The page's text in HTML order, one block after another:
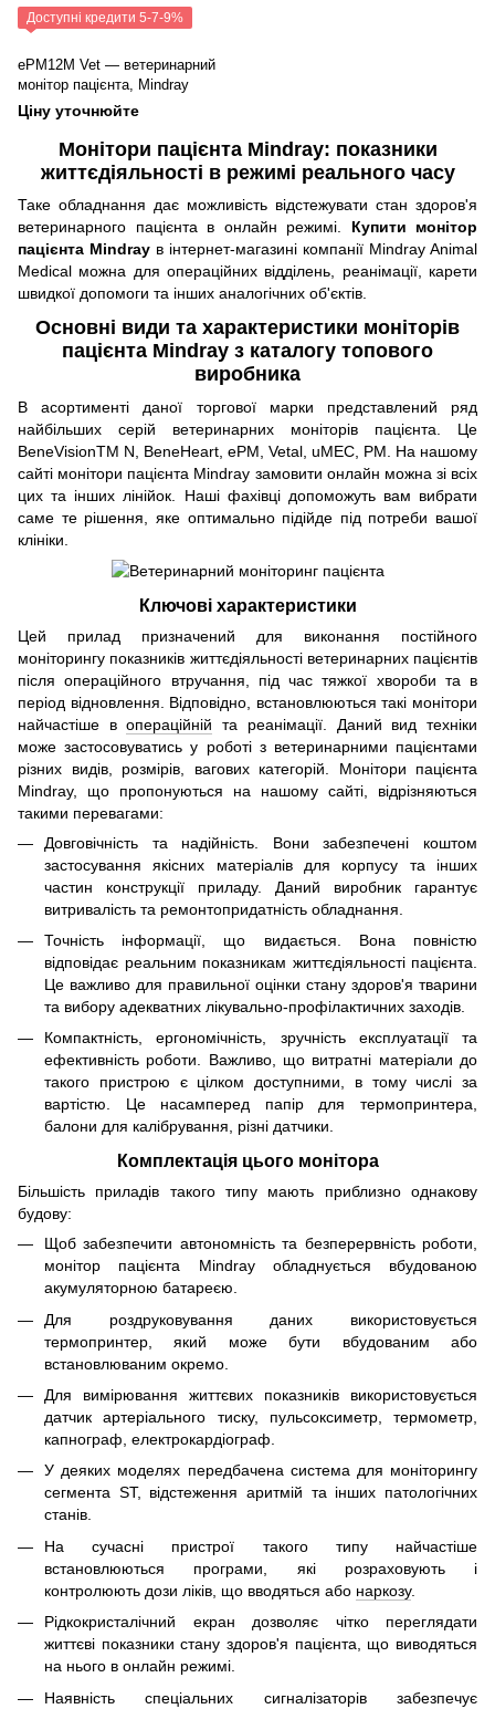
Доступні кредити 5-7-9%
ePM12M Vet — ветеринарний
монітор пацієнта, Mindray
Ціну уточнюйте
Монітори пацієнта Mindray: показники
життєдіяльності в режимі реального часу
Таке обладнання дає можливість відстежувати стан здоров'я
ветеринарного пацієнта в онлайн режимі. Купити монітор
пацієнта Mindray в інтернет-магазині компанії Mindray Animal
Medical можна для операційних відділень, реанімації, карети
швидкої допомоги та інших аналогічних об'єктів.
Основні види та характеристики моніторів
пацієнта Mindray з каталогу топового
виробника
В асортименті даної торгової марки представлений ряд
найбільших серій ветеринарних моніторів пацієнта. Це
BeneVisionTM N, BeneHeart, ePM, Vetal, uMEC, PM. На нашому
сайті монітори пацієнта Mindray замовити онлайн можна зі всіх
цих та інших лінійок. Наші фахівці допоможуть вам вибрати
саме те рішення, яке оптимально підійде під потреби вашої
клініки.
Ключові характеристики
Цей прилад призначений для виконання постійного
моніторингу показників життєдіяльності ветеринарних пацієнтів
після операційного втручання, під час тяжкої хвороби та в
період відновлення. Відповідно, встановлюються такі монітори
найчастіше вопераційній та реанімації. Даний вид техніки
може застосовуватись у роботі з ветеринарними пацієнтами
різних видів, розмірів, вагових категорій. Монітори пацієнта
Mindray, що пропонуються на нашому сайті, відрізняються
такими перевагами:
Довговічність та надійність. Вони забезпечені коштом
застосування якісних матеріалів для корпусу та інших
частин конструкції приладу. Даний виробник гарантує
витривалість та ремонтопридатність обладнання.
Точність інформації, що видається. Вона повністю
відповідає реальним показникам життєдіяльності пацієнта.
Це важливо для правильної оцінки стану здоров'я тварини
та вибору адекватних лікувально-профілактичних заходів.
Компактність, ергономічність, зручність експлуатації та
ефективність роботи. Важливо, що витратні матеріали до
такого пристрою є цілком доступними, в тому числі за
вартістю. Це насамперед папір для термопринтера,
балони для калібрування, різні датчики.
Комплектація цього монітора
Більшість приладів такого типу мають приблизно однакову
будову:
Щоб забезпечити автономність та безперервність роботи,
монітор пацієнта Mindray обладнується вбудованою
акумуляторною батареєю.
Для роздруковування даних використовується
термопринтер, який може бути вбудованим або
встановлюваним окремо.
Для вимірювання життєвих показників використовується
датчик артеріального тиску, пульсоксиметр, термометр,
капнограф, електрокардіограф.
У деяких моделях передбачена система для моніторингу
сегмента ST, відстеження аритмій та інших патологічних
станів.
На сучасні пристрої такого типу найчастіше
встановлюються програми, які розраховують і
контролюють дози ліків, що вводяться або наркозу.
Рідкокристалічний екран дозволяє чітко переглядати
життєві показники стану здоров'я пацієнта, що виводяться
на нього в онлайн режимі.
Наявність спеціальних сигналізаторів забезпечує